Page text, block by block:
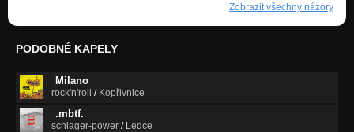
Zobrazit všechny názory
PODOBNÉ KAPELY
Milano
rock'n'roll / Kopřivnice
.mbtf.
schlager-power / Ledce